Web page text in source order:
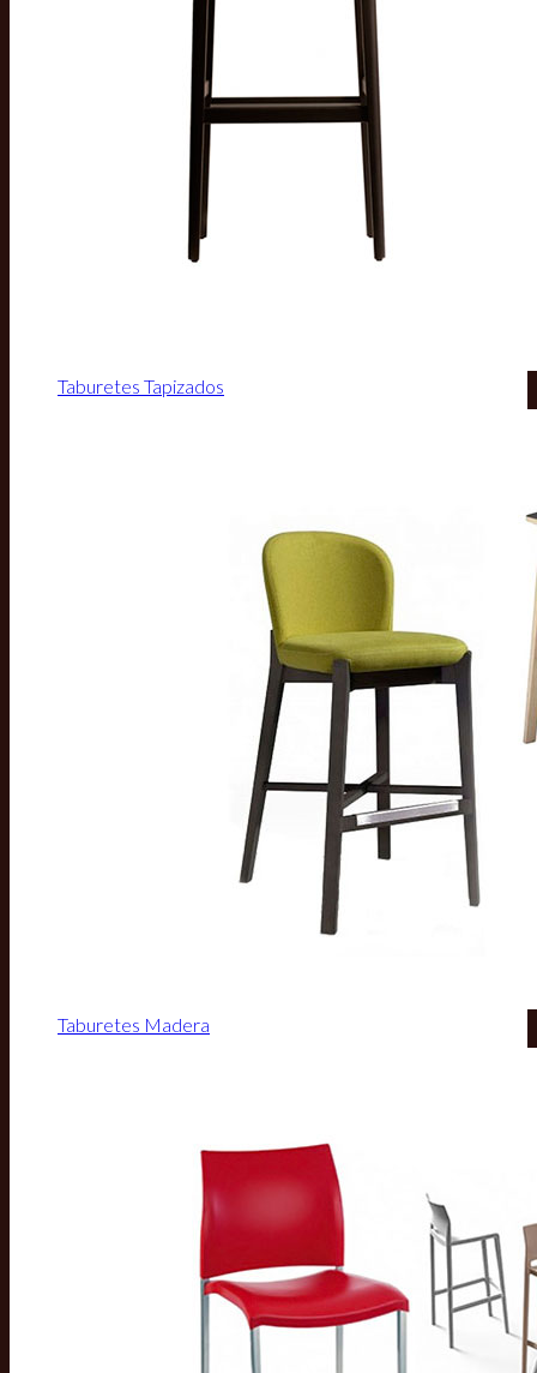
Taburetes Tapizados
Taburetes Madera